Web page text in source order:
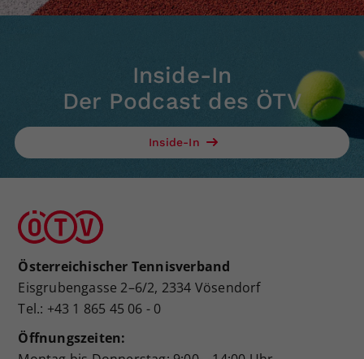
Inside-In
Der Podcast des ÖTV
Inside-In
Österreichischer Tennisverband
Eisgrubengasse 2–6/2, 2334 Vösendorf
Tel.: +43 1 865 45 06 - 0
Öffnungszeiten: